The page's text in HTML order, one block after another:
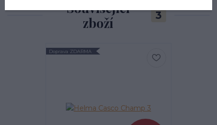
Související
zboží
3
Doprava ZDARMA